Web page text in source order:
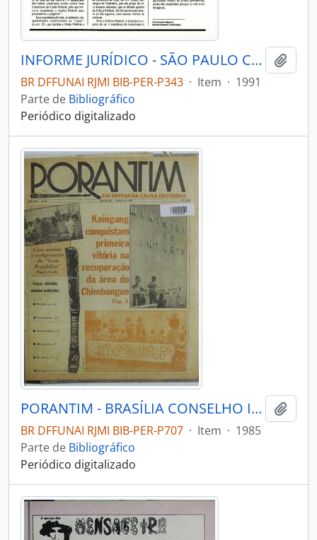
INFORME JURÍDICO - SÃO PAULO COMISSÃO PRÓ-ÍNDIO DE SÃO PAULO - DEPARTAMENTO JURÍDICO - 1991 - Nº17
BR DFFUNAI RJMI BIB-PER-P343 · Item · 1991
Parte de Bibliográfico
Periódico digitalizado
PORANTIM - BRASÍLIA CONSELHO INDIGENISTA MISSIONÁRIO - 1985 - Nº80
BR DFFUNAI RJMI BIB-PER-P707 · Item · 1985
Parte de Bibliográfico
Periódico digitalizado